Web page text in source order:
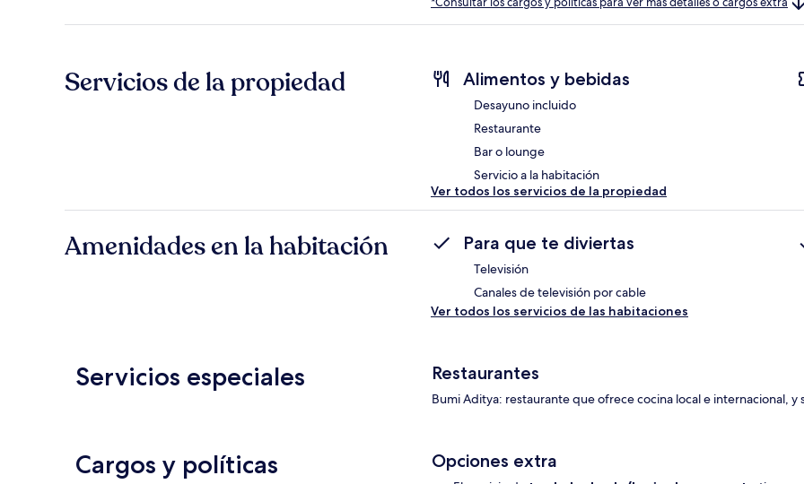
Servicios de la propiedad Alimentos y bebidas
Desayuno incluido
Restaurante
Bar o lounge
Servicio a la habitación
Ver todos los servicios de la propiedad
Amenidades en la habitación Para que te diviertas
Televisión
Canales de televisión por cable
Ver todos los servicios de las habitaciones
Servicios especiales Restaurantes
Bumi Aditya: restaurante que ofrece cocina local e internacional, y
Cargos y políticas Opciones extra